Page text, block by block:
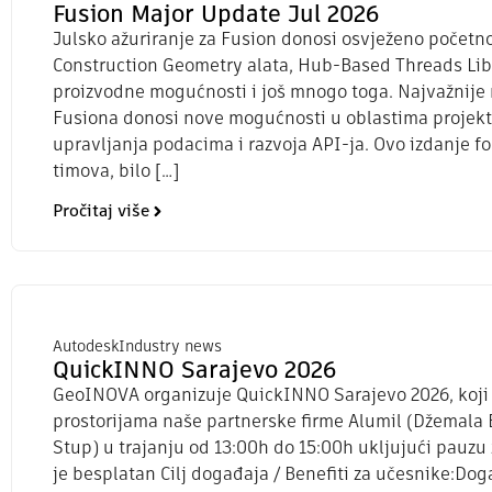
Fusion Major Update Jul 2026
Julsko ažuriranje za Fusion donosi osvježeno
Construction Geometry alata, Hub-Based Threads
proizvodne mogućnosti i još mnogo toga. Najvažnije
Fusiona donosi nove mogućnosti u oblastima
upravljanja podacima i razvoja API-ja. Ovo izdanje
timova, bilo […]
Pročitaj više
AutodeskIndustry news
QuickINNO Sarajevo 2026
GeoINOVA organizuje QuickINNO Sarajevo 2026,
prostorijama naše partnerske firme Alumil (Džemala
Stup) u trajanju od 13:00h do 15:00h ukljujući
je besplatan Cilj događaja / Benefiti za